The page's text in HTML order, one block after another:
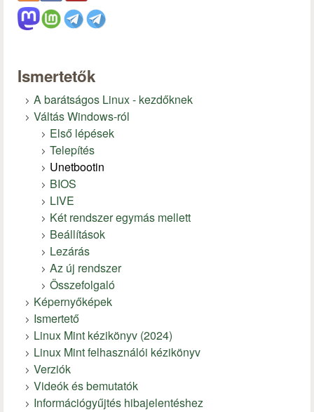
Ismertetők
A barátságos Linux - kezdőknek
Váltás Windows-ról
Első lépések
Telepítés
Unetbootin
BIOS
LIVE
Két rendszer egymás mellett
Beállítások
Lezárás
Az új rendszer
Összefolgaló
Képernyőképek
Ismertető
Linux Mint kézikönyv (2024)
Linux Mint felhasználói kézikönyv
Verziók
Videók és bemutatók
Információgyűjtés hibajelentéshez